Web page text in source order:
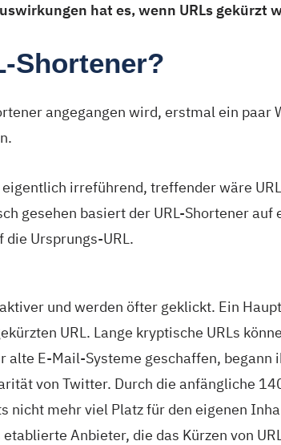
hat es, wenn URLs gekürzt
Shortener?
angegangen wird, erstmal ein paar
irreführend, treffender wäre
gesehen basiert der URL-Shortener auf
Ursprungs-URL.
und werden öfter geklickt. Ein
URL. Lange kryptische URLs
alte E-Mail-Systeme geschaffen,
von Twitter. Durch die anfängliche
nicht mehr viel Platz für den eigenen
Anbieter, die das Kürzen von